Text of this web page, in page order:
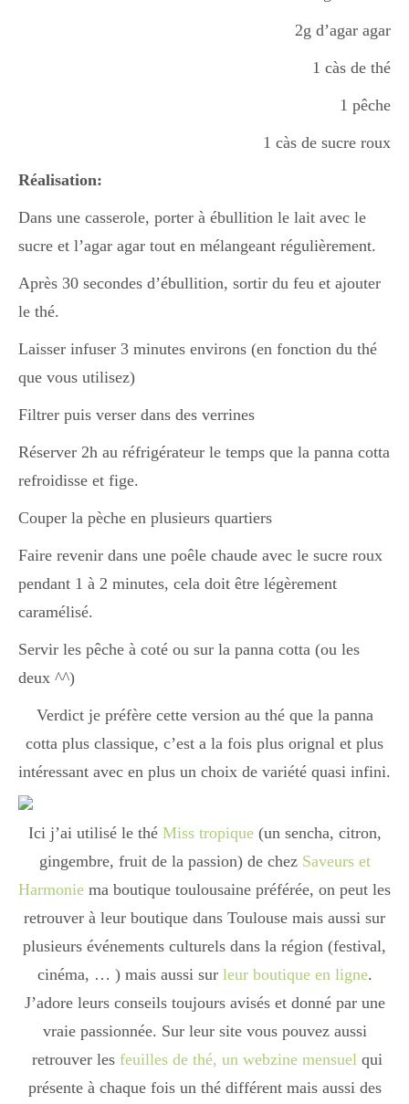
2g d’agar agar
1 càs de thé
1 pêche
1 càs de sucre roux
Réalisation:
Dans une casserole, porter à ébullition le lait avec le
sucre et l’agar agar tout en mélangeant régulièrement.
Après 30 secondes d’ébullition, sortir du feu et ajouter
le thé.
Laisser infuser 3 minutes environs (en fonction du thé
que vous utilisez)
Filtrer puis verser dans des verrines
Réserver 2h au réfrigérateur le temps que la panna cotta
refroidisse et fige.
Couper la pèche en plusieurs quartiers
Faire revenir dans une poêle chaude avec le sucre roux
pendant 1 à 2 minutes, cela doit être légèrement
caramélisé.
Servir les pêche à coté ou sur la panna cotta (ou les
deux ^^)
Verdict je préfère cette version au thé que la panna
cotta plus classique, c’est a la fois plus orignal et plus
intéressant avec en plus un choix de variété quasi infini.
Ici j’ai utilisé le thé Miss tropique(un sencha, citron,
gingembre, fruit de la passion) de chez Saveurs et
Harmonie ma boutique toulousaine préférée, on peut les
retrouver à leur boutique dans Toulouse mais aussi sur
plusieurs événements culturels dans la région (festival,
cinéma, … ) mais aussi sur leur boutique en ligne.
J’adore leurs conseils toujours avisés et donné par une
vraie passionnée. Sur leur site vous pouvez aussi
retrouver les feuilles de thé, un webzine mensuelqui
présente à chaque fois un thé différent mais aussi des